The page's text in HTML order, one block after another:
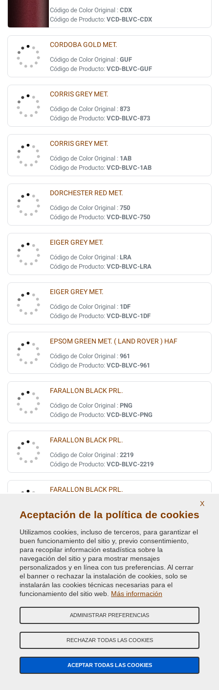
Código de Color Original : CDX
Código de Producto: VCD-BLVC-CDX
CORDOBA GOLD MET.
Código de Color Original : GUF
Código de Producto: VCD-BLVC-GUF
CORRIS GREY MET.
Código de Color Original : 873
Código de Producto: VCD-BLVC-873
CORRIS GREY MET.
Código de Color Original : 1AB
Código de Producto: VCD-BLVC-1AB
DORCHESTER RED MET.
Código de Color Original : 750
Código de Producto: VCD-BLVC-750
EIGER GREY MET.
Código de Color Original : LRA
Código de Producto: VCD-BLVC-LRA
EIGER GREY MET.
Código de Color Original : 1DF
Código de Producto: VCD-BLVC-1DF
EPSOM GREEN MET. ( LAND ROVER ) HAF
Código de Color Original : 961
Código de Producto: VCD-BLVC-961
FARALLON BLACK PRL.
Código de Color Original : PNG
Código de Producto: VCD-BLVC-PNG
FARALLON BLACK PRL.
Código de Color Original : 2219
Código de Producto: VCD-BLVC-2219
FARALLON BLACK PRL.
Código de Producto:VCD-BLVC-1BF
FIRENZA RED PRL
Código de Color Original :1AF
Código de Producto:VCD-BLVC-1AF
FIRENZE RED MET.
Código de Producto: VCD-BLVC-868
GALWAY GREEN MET. (L.R.)
Código de Producto: VCD-BLVC-821
X
Aceptación de la política de cookies
Utilizamos cookies, incluso de terceros, para garantizar el
buen funcionamiento del sitio y, previo consentimiento,
para recopilar información estadística sobre la
navegación del sitio y para mostrar mensajes
personalizados y en línea con tus preferencias. Al cerrar
el banner o rechazar la instalación de cookies, solo se
instalarán las cookies técnicas necesarias para el
funcionamiento del sitio web. Más información
ADMINISTRAR PREFERENCIAS
RECHAZAR TODAS LAS COOKIES
ACEPTAR TODAS LAS COOKIES